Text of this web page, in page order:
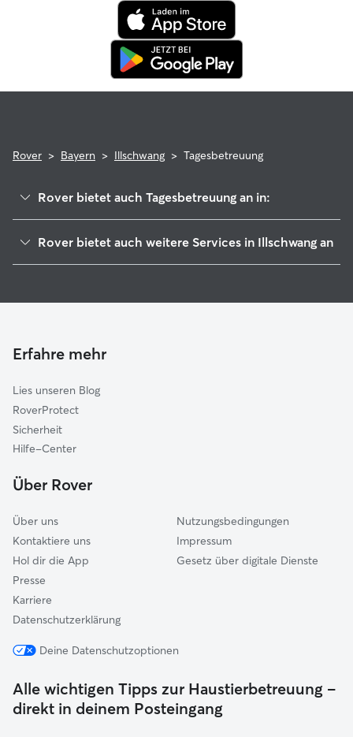
tierärztliche Behandlungen erstattet.
Rover > Bayern > Illschwang > Tagesbetreuung
Rover bietet auch Tagesbetreuung an in:
Lauterhofen
Poppenricht
Happurg
Pommelsbrunn
Berg bei Neumarkt in der Oberpfalz
Velburg
Rover bietet auch weitere Services in Illschwang an
Gassi-Service in Illschwang
Erfahre mehr
Lies unseren Blog
RoverProtect
Sicherheit
Hilfe-Center
Über Rover
Über uns
Kontaktiere uns
Hol dir die App
Presse
Karriere
Datenschutzerklärung
Nutzungsbedingungen
Impressum
Gesetz über digitale Dienste
Deine Datenschutzoptionen
Alle wichtigen Tipps zur Haustierbetreuung –
direkt in deinem Posteingang